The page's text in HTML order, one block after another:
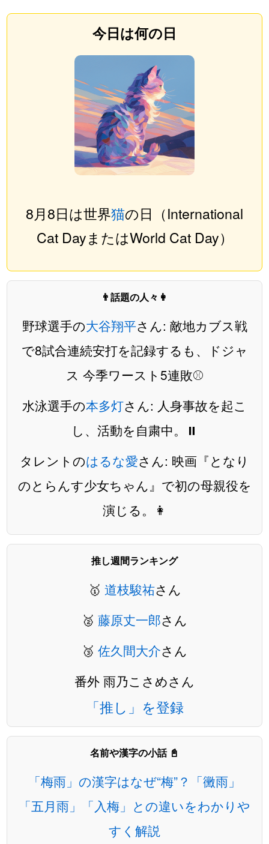
今日は何の日
8月8日は世界猫の日（International
Cat DayまたはWorld Cat Day）
👨話題の人々👩
野球選手の大谷翔平さん: 敵地カブス戦
で8試合連続安打を記録するも、ドジャ
ス 今季ワースト5連敗⚾️
水泳選手の本多灯さん: 人身事故を起こ
し、活動を自粛中。⏸️
タレントのはるな愛さん: 映画『となり
のとらんす少女ちゃん』で初の母親役を
演じる。👩
推し週間ランキング
🥇 道枝駿祐さん
🥈 藤原丈一郎さん
🥉 佐久間大介さん
番外 雨乃こさめさん
「推し」を登録
名前や漢字の小話 📓
「梅雨」の漢字はなぜ“梅”？「黴雨」
「五月雨」「入梅」との違いをわかりや
すく解説